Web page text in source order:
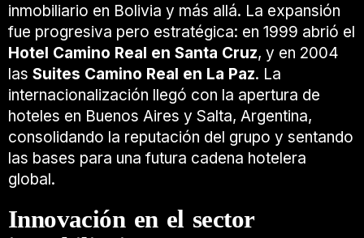
inmobiliario en Bolivia y más allá. La expansión
fue progresiva pero estratégica: en 1999 abrió el
Hotel Camino Real en Santa Cruz, y en 2004
las Suites Camino Real en La Paz. La
internacionalización llegó con la apertura de
hoteles en Buenos Aires y Salta, Argentina,
consolidando la reputación del grupo y sentando
las bases para una futura cadena hotelera
global.
Innovación en el sector